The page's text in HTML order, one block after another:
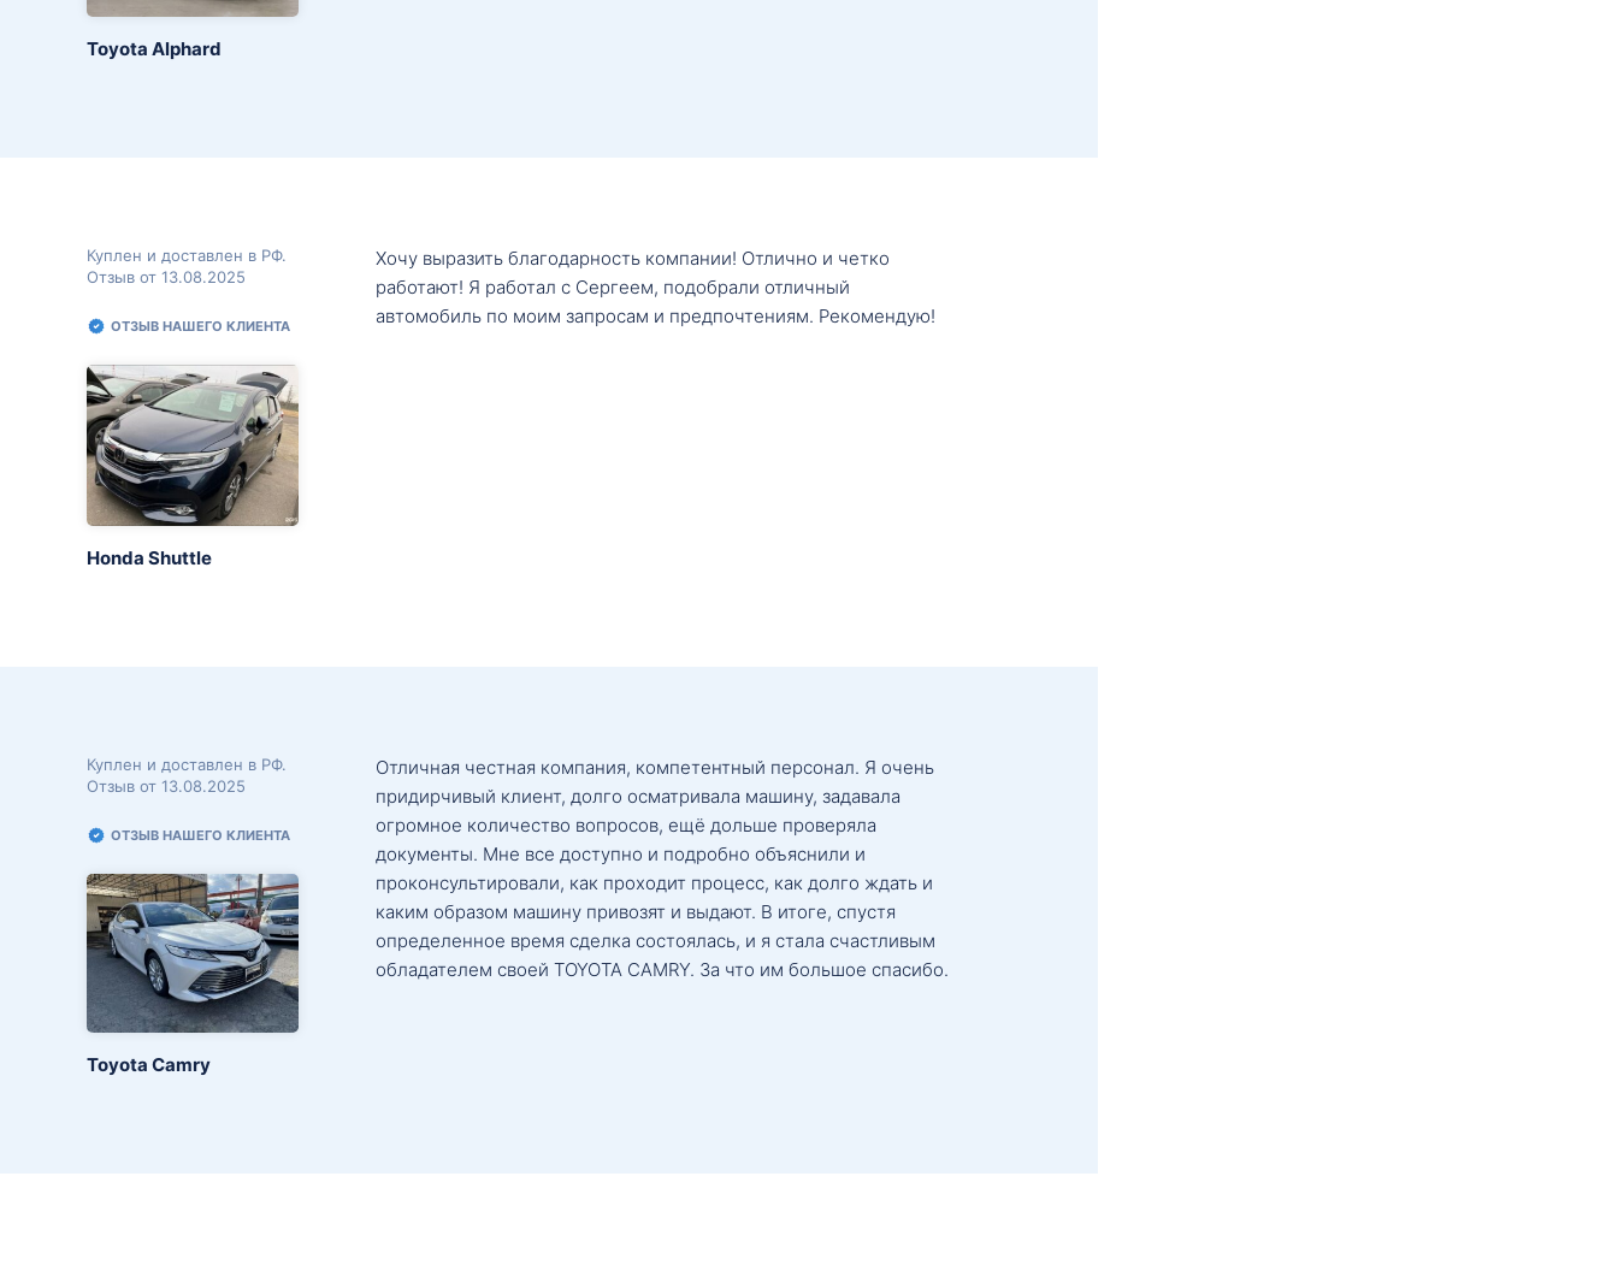
Toyota Alphard
Куплен и доставлен в РФ.
Отзыв от 13.08.2025
ОТЗЫВ НАШЕГО КЛИЕНТА
Honda Shuttle
Хочу выразить благодарность компании! Отлично и четко
работают! Я работал с Сергеем, подобрали отличный
автомобиль по моим запросам и предпочтениям. Рекомендую!
Куплен и доставлен в РФ.
Отзыв от 13.08.2025
ОТЗЫВ НАШЕГО КЛИЕНТА
Toyota Camry
Отличная честная компания, компетентный персонал. Я очень
придирчивый клиент, долго осматривала машину, задавала
огромное количество вопросов, ещё дольше проверяла
документы. Мне все доступно и подробно объяснили и
проконсультировали, как проходит процесс, как долго ждать и
каким образом машину привозят и выдают. В итоге, спустя
определенное время сделка состоялась, и я стала счастливым
обладателем своей TOYOTA CAMRY. За что им большое спасибо.